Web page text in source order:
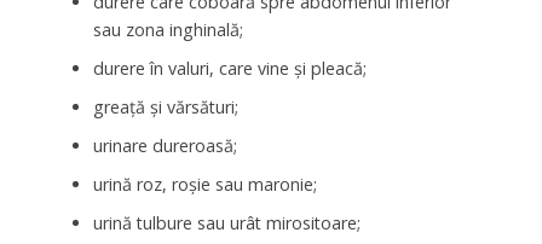
sau zona inghinală;
durere în valuri, care vine și pleacă;
greață și vărsături;
urinare dureroasă;
urină roz, roșie sau maronie;
urină tulbure sau urât mirositoare;